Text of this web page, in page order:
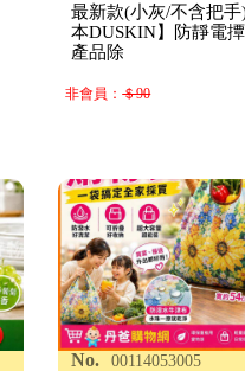
最新款(小灰/不含把手
本DUSKIN】防靜電
產品除
非會員：＄90
No. 00114053005